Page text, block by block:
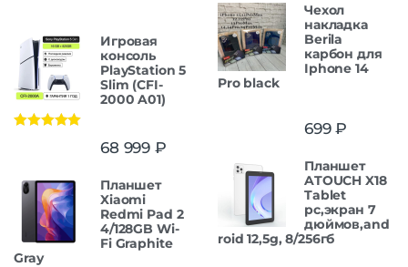
Игровая
консоль
PlayStation 5
Slim (CFI-
2000 A01)
68 999 ₽
Планшет
Xiaomi
Redmi Pad 2
4/128GB Wi-
Fi Graphite
Gray
Чехол
накладка
Berila
карбон для
Iphone 14
Pro black
699₽
Планшет
ATOUCH X18
Tablet
pc,экран 7
дюймов,and
roid 12,5g, 8/256гб